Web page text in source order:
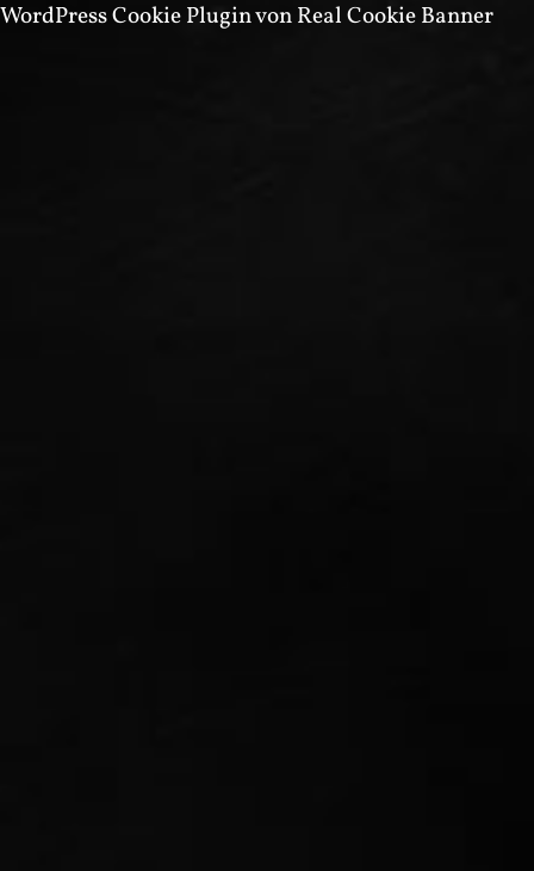
WordPress Cookie Plugin von Real Cookie Banner